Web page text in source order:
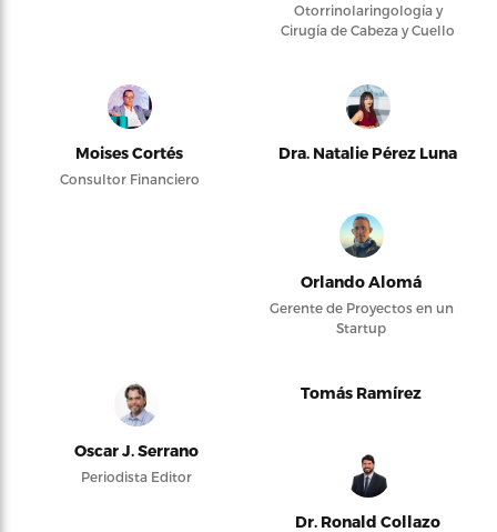
Otorrinolaringología y
Cirugía de Cabeza y Cuello
Moises Cortés
Consultor Financiero
Dra. Natalie Pérez Luna
Orlando Alomá
Gerente de Proyectos en un
Startup
Oscar J. Serrano
Periodista Editor
Tomás Ramírez
Dr. Ronald Collazo